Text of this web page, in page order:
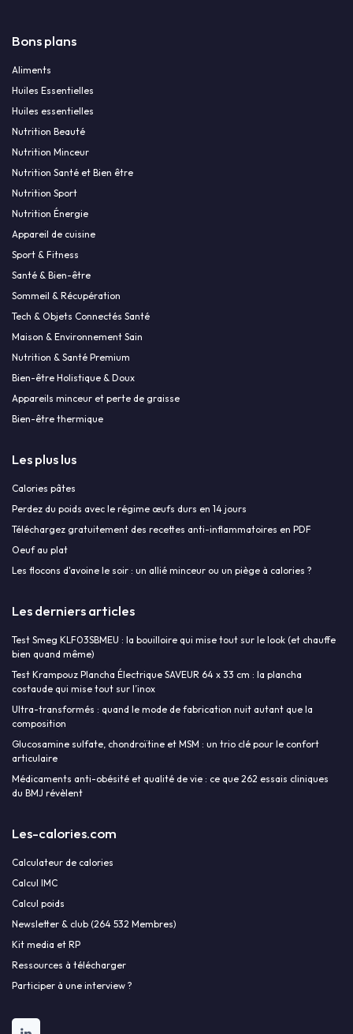
Bons plans
Aliments
Huiles Essentielles
Huiles essentielles
Nutrition Beauté
Nutrition Minceur
Nutrition Santé et Bien être
Nutrition Sport
Nutrition Énergie
Appareil de cuisine
Sport & Fitness
Santé & Bien-être
Sommeil & Récupération
Tech & Objets Connectés Santé
Maison & Environnement Sain
Nutrition & Santé Premium
Bien-être Holistique & Doux
Appareils minceur et perte de graisse
Bien-être thermique
Les plus lus
Calories pâtes
Perdez du poids avec le régime œufs durs en 14 jours
Téléchargez gratuitement des recettes anti-inflammatoires en PDF
Oeuf au plat
Les flocons d'avoine le soir : un allié minceur ou un piège à calories ?
Les derniers articles
Test Smeg KLF03SBMEU : la bouilloire qui mise tout sur le look (et chauffe
bien quand même)
Test Krampouz Plancha Électrique SAVEUR 64 x 33 cm : la plancha
costaude qui mise tout sur l’inox
Ultra-transformés : quand le mode de fabrication nuit autant que la
composition
Glucosamine sulfate, chondroïtine et MSM : un trio clé pour le confort
articulaire
Médicaments anti-obésité et qualité de vie : ce que 262 essais cliniques
du BMJ révèlent
Les-calories.com
Calculateur de calories
Calcul IMC
Calcul poids
Newsletter & club (264 532 Membres)
Kit media et RP
Ressources à télécharger
Participer à une interview ?